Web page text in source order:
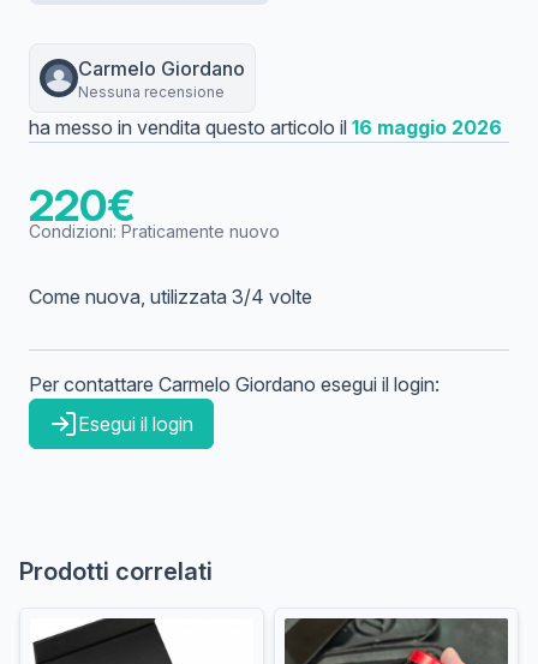
Carmelo Giordano
Nessuna recensione
ha messo in vendita questo articolo il 16 maggio 2026
220€
Condizioni: Praticamente nuovo
Come nuova, utilizzata 3/4 volte
Per contattare Carmelo Giordano esegui il login:
Esegui il login
Prodotti correlati